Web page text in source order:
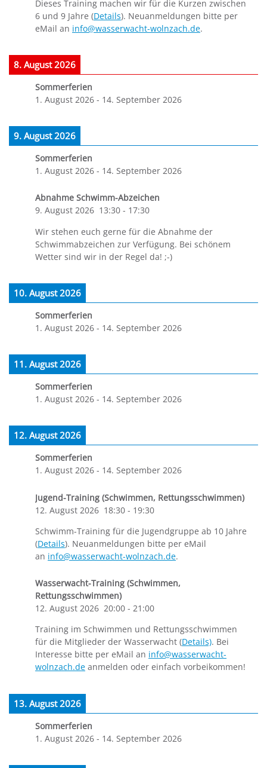
Dieses Training machen wir für die Kurzen zwischen
6 und 9 Jahre (Details). Neuanmeldungen bitte per
eMail an info@wasserwacht-wolnzach.de.
8. August 2026
Sommerferien
1. August 2026 - 14. September 2026
9. August 2026
Sommerferien
1. August 2026 - 14. September 2026
Abnahme Schwimm-Abzeichen
9. August 2026 13:30 - 17:30
Wir stehen euch gerne für die Abnahme der
Schwimmabzeichen zur Verfügung. Bei schönem
Wetter sind wir in der Regel da! ;-)
10. August 2026
Sommerferien
1. August 2026 - 14. September 2026
11. August 2026
Sommerferien
1. August 2026 - 14. September 2026
12. August 2026
Sommerferien
1. August 2026 - 14. September 2026
Jugend-Training (Schwimmen, Rettungsschwimmen)
12. August 2026 18:30 - 19:30
Schwimm-Training für die Jugendgruppe ab 10 Jahre
(Details). Neuanmeldungen bitte per eMail
an info@wasserwacht-wolnzach.de.
Wasserwacht-Training (Schwimmen,
Rettungsschwimmen)
12. August 2026 20:00 - 21:00
Training im Schwimmen und Rettungsschwimmen
für die Mitglieder der Wasserwacht (Details). Bei
Interesse bitte per eMail an info@wasserwacht-
wolnzach.de anmelden oder einfach vorbeikommen!
13. August 2026
Sommerferien
1. August 2026 - 14. September 2026